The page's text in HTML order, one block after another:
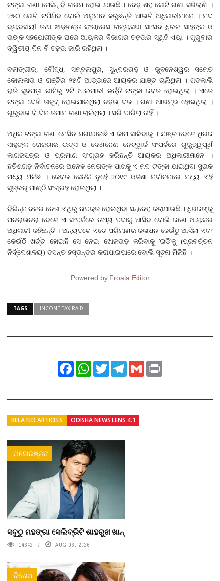
ଟଙ୍କା ଗଣା ମେସିନ୍‌ ବି ଗରମ ହୋଇ ଯାଉଛି । ଦେଢ଼ ଶହ କୋଟି ଗଣା ସରିଲାଣି ।
୨୫୦ କୋଟି ଟପିଯିବ ବୋଲି ଅନୁମାନ କରୁଛନ୍ତି ଆଇଟି ଅଧିକାରୀମାନେ । ମଦ
ବ୍ୟବସାୟୀ ତଥା ଝାଡ଼ଖଣ୍ଡ କଂଗ୍ରେସ ରାଜ୍ୟସଭା ସାଂସଦ ଧିରଜ ସାହୁଙ୍କ ଓ
ତାଙ୍କ ସହଯୋଗୀଙ୍କ ଘରେ ଆୟକର ବିଭାଗର ଚଢ଼ଉର ସ୍ଥିତି ଏୟା । ଗୁରୁବାର
ଦ୍ୱିତୀୟ ଦିନ ବି ଚଢ଼ଉ ଜାରି ରହିଥିଲା ।
ବଲାଙ୍ଗୀର, ବୌଦ୍ଧ, ସମ୍ବଲପୁର, ସୁନ୍ଦରଗଡ଼ ଓ ଭୁବନେଶ୍ୱର ସମେତ
କୋଲକାତା ଓ ରାଞ୍ଚିର ୨୫ଟି ଆଡ୍ଡାରେ ଆୟକର ଯାଞ୍ଚ ଚାଲିଥିଲା । ଗତକାଲି
ରାତି ସୁଦପଡ଼ା ଭାଟିରୁ ୨ଟି ଆଲମାରୀ ଭର୍ତ୍ତି ଟଙ୍କା ଜବତ ହୋଇଥିଲା । ଏତେ
ଟଙ୍କା ଦେଖି ତାଜୁବ୍‌ ହୋଇଯାଇଥିଲା ଚଢ଼ଉ ଦଳ । ଗଣା ଆରମ୍ଭ ହୋଇଥିଲା ।
ଗୁରୁବାର ବି ଦିନ ତମାମ ଗଣା ଚାଲିଥିଲା । ସରି ପାରିଲା ନାହିଁ ।
ଅଧିକ ଟଙ୍କା ଗଣା ମେସିନ ମଗାଯାଇଛି ଏ କାମ ସାରିବାକୁ । ଯାଞ୍ଚ ବେଳେ ଧିରଜ
ସାହୁଙ୍କ ରୋଜଗାର ଉତ୍ସ ଓ ଦେଣନେଣ ନେଟ୍‌ୱାର୍କ ସଂପର୍କରେ ଗୁରୁତ୍ୱପୂର୍ଣ
କାଗଜପତ୍ର ଓ ପ୍ରମାଣ ସଂଗ୍ରହ କରିଛନ୍ତି ଆୟକର ଅଧିକାରୀମାନେ ।
ଛତିଶଗଡ଼ ନିର୍ବାଚନରେ ଅନେକ ନେତାଙ୍କ ପାଖକୁ ଏ ମଦ ଟଙ୍କା ଯାଇଥିବା ସୁରାକ
ମଧ୍ୟ ମିଳିଛି । କେବଳ ସେତିକି ନୁହେଁ ୨୦୧୯ ଓଡ଼ିଶା ନିର୍ବାଚନରେ ମଧ୍ୟ ଏହି
ସୂତ୍ରରୁ ପାଣ୍ଠି ସଂଗ୍ରହ ହୋଇଥିଲା ।
ବିଭିନ୍ନ ଦଳର ନେତା ଏଥିରୁ ଉପକୃତ ହୋଇଥିବା ସନ୍ଦେହ କରାଯାଉଛି । ଧିରଜଙ୍କୁ
ପଚରାଉଚରା ବେଳେ ଏ ସଂପର୍କରେ ତଥ୍ୟ ପଦାକୁ ଆସିବ ବୋଲି ଜଣେ ଆୟକର
ଅଧିକାରୀ କହିଛନ୍ତି । ଅନ୍ୟପଟେ ଏତେ ପରିମାଣର କଳାଧନ କେଉଁଠୁ ଆସିଲା ଏବଂ
କେଉଁଠି ଖର୍ଚ୍ଚ ହୋଇଛି ସେ ନେଇ ଖୋଳତାଡ଼ କରିବାକୁ ‘ଇଡି’କୁ (ପ୍ରବର୍ତ୍ତନ
ନିର୍ଦ୍ଦେଶାଳୟ) ତଦନ୍ତ ହସ୍ତାନ୍ତର କରାଯାଇପାରେ ବୋଲି ସୂଚନା ମିଳିଛି ।
Powered by Froala Editor
TAGS INCOME TAX RAID
FacebookWhatsApp
TwitterTelegram
Gmail
RELATED ARTICLES ODISHA NEWS LENS 4.1
ମନୋରଞ୍ଜନ
ସବୁଠୁ ମହଙ୍ଗା ସେଲିବ୍ରିଟି ଶାହରୁଖ ଖାନ୍
14642 AUG 06, 2026
ବିଶେଷ